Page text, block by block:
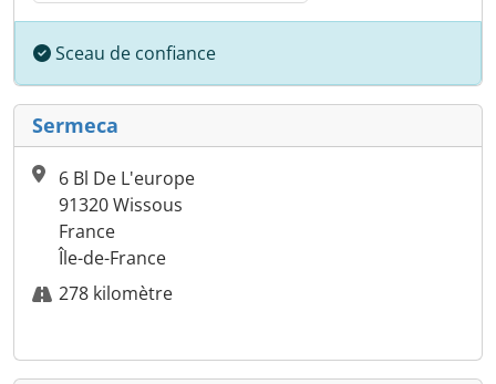
Sceau de confiance
Sermeca
6 Bl De L'europe
91320 Wissous
France
Île-de-France
278 kilomètre